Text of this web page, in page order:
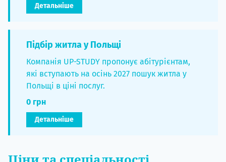
Детальніше
Підбір житла у Польщі
Компанія UP-STUDY пропонує абітурієнтам,
які вступають на осінь 2027 пошук житла у
Польщі в ціні послуг.
0 грн
Детальніше